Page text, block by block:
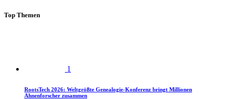
Top Themen
1
RootsTech 2026: Weltgrößte Genealogie-Konferenz bringt Millionen
Ahnenforscher zusammen